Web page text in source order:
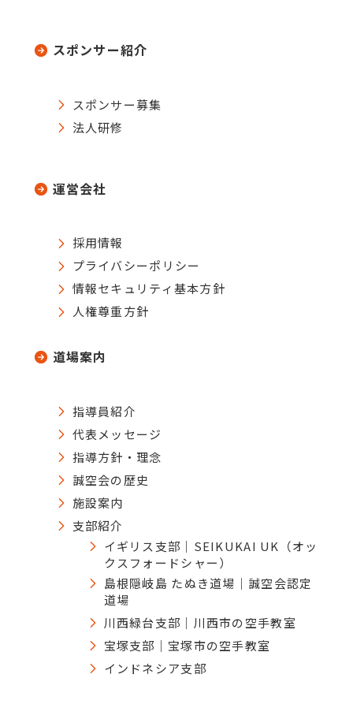
道場案内
指導員紹介
代表メッセージ
指導方針・理念
誠空会の歴史
施設案内
支部紹介
イギリス支部｜SEIKUKAI UK（オッ
クスフォードシャー）
島根隠岐島 たぬき道場｜誠空会認定
道場
川西緑台支部｜川西市の空手教室
宝塚支部｜宝塚市の空手教室
インドネシア支部
スポンサー紹介
スポンサー募集
法人研修
運営会社
採用情報
プライバシーポリシー
情報セキュリティ基本方針
人権尊重方針